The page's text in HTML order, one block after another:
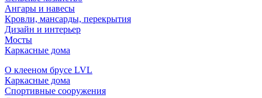
Ангары и навесы
Кровли, мансарды, перекрытия
Дизайн и интерьер
Мосты
Каркасные дома
О клееном брусе LVL
Каркасные дома
Спортивные сооружения